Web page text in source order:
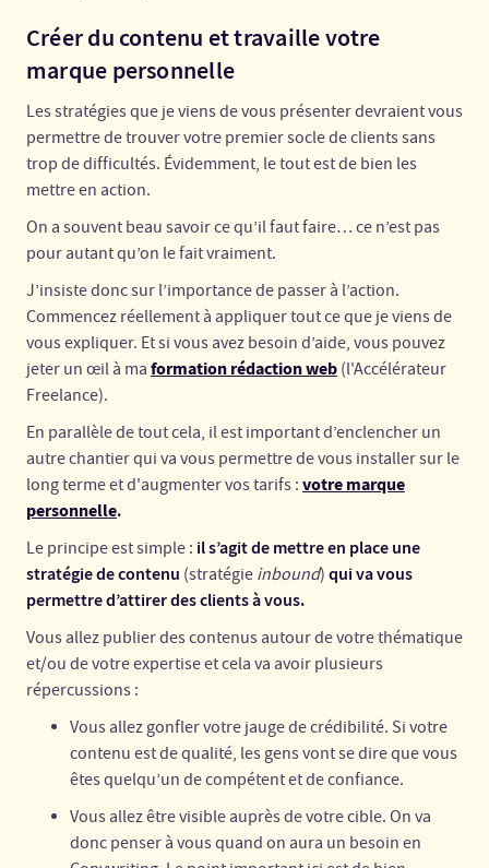
Créer du contenu et travaille votre
marque personnelle
Les stratégies que je viens de vous présenter devraient vous
permettre de trouver votre premier socle de clients sans
trop de difficultés. Évidemment, le tout est de bien les
mettre en action.
On a souvent beau savoir ce qu’il faut faire… ce n’est pas
pour autant qu’on le fait vraiment.
J’insiste donc sur l’importance de passer à l’action.
Commencez réellement à appliquer tout ce que je viens de
vous expliquer. Et si vous avez besoin d’aide, vous pouvez
jeter un œil à ma formation rédaction web (l'Accélérateur
Freelance).
En parallèle de tout cela, il est important d’enclencher un
autre chantier qui va vous permettre de vous installer sur le
long terme et d'augmenter vos tarifs : votre marque
personnelle.
Le principe est simple : il s’agit de mettre en place une
stratégie de contenu (stratégie inbound) qui va vous
permettre d’attirer des clients à vous.
Vous allez publier des contenus autour de votre thématique
et/ou de votre expertise et cela va avoir plusieurs
répercussions :
Vous allez gonfler votre jauge de crédibilité. Si votre
contenu est de qualité, les gens vont se dire que vous
êtes quelqu’un de compétent et de confiance.
Vous allez être visible auprès de votre cible. On va
donc penser à vous quand on aura un besoin en